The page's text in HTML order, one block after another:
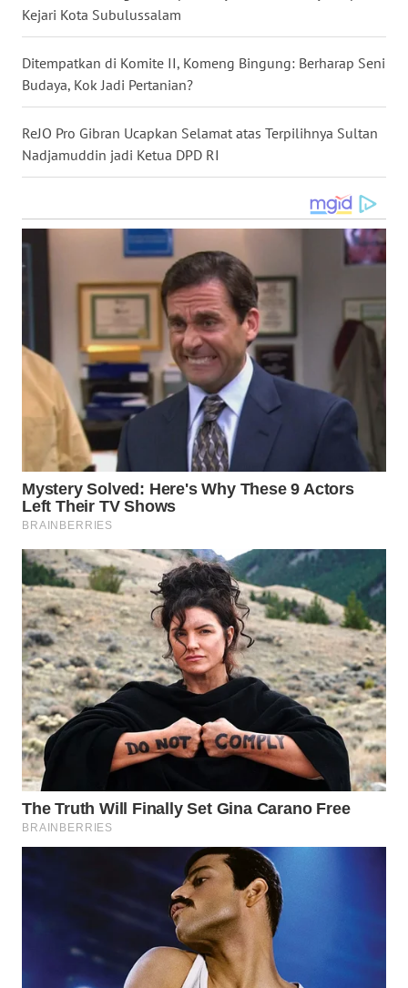
Kejari Kota Subulussalam
Ditempatkan di Komite II, Komeng Bingung: Berharap Seni
Budaya, Kok Jadi Pertanian?
ReJO Pro Gibran Ucapkan Selamat atas Terpilihnya Sultan
Nadjamuddin jadi Ketua DPD RI
WN
NUSANTARA
WN
JOGJA
WN
JATIM
WN
WN
KALTENG
WN
KALTARA
WN
KALSEL
WN
KALTIM
WN
SULSEL
WN
GORONTALO
WN
SULUT
WN
MALUKU